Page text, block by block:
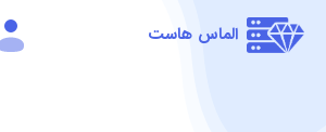
الماس هاست